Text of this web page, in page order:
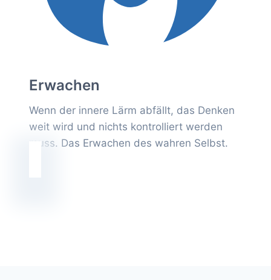
Erwachen
Wenn der innere Lärm abfällt, das Denken
weit wird und nichts kontrolliert werden
muss. Das Erwachen des wahren Selbst.